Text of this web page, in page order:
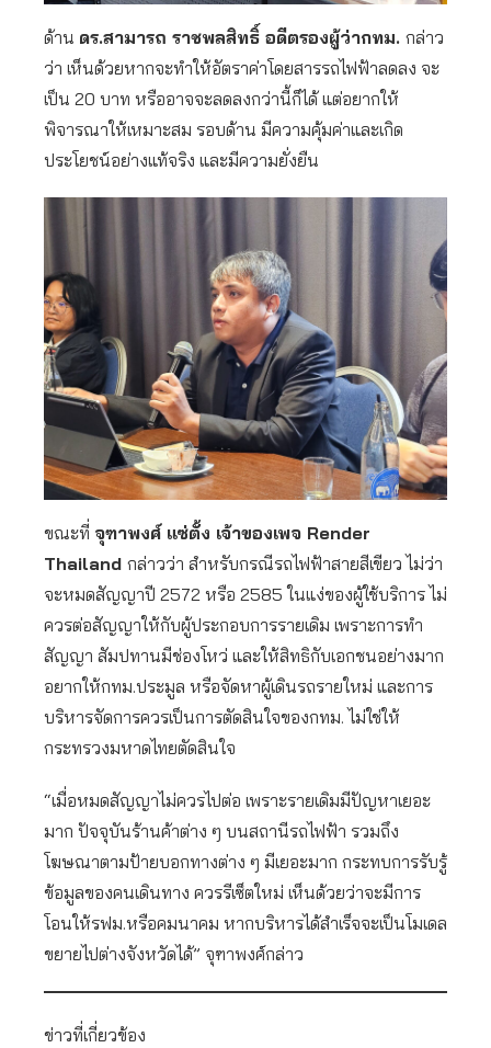
ด้าน ดร.สามารถ ราชพลสิทธิ์ อดีตรองผู้ว่ากทม. กล่าว
ว่า เห็นด้วยหากจะทำให้อัตราค่าโดยสารรถไฟฟ้าลดลง จะ
เป็น 20 บาท หรืออาจจะลดลงกว่านี้ก็ได้ แต่อยากให้
พิจารณาให้เหมาะสม รอบด้าน มีความคุ้มค่าและเกิด
ประโยชน์อย่างแท้จริง และมีความยั่งยืน
ขณะที่ จุฑาพงศ์ แซ่ตั้ง เจ้าของเพจ Render
Thailand กล่าวว่า สำหรับกรณีรถไฟฟ้าสายสีเขียว ไม่ว่า
จะหมดสัญญาปี 2572 หรือ 2585 ในแง่ของผู้ใช้บริการ ไม่
ควรต่อสัญญาให้กับผู้ประกอบการรายเดิม เพราะการทำ
สัญญา สัมปทานมีช่องโหว่ และให้สิทธิกับเอกชนอย่างมาก
อยากให้กทม.ประมูล หรือจัดหาผู้เดินรถรายใหม่ และการ
บริหารจัดการควรเป็นการตัดสินใจของกทม. ไม่ใช่ให้
กระทรวงมหาดไทยตัดสินใจ
“เมื่อหมดสัญญาไม่ควรไปต่อ เพราะรายเดิมมีปัญหาเยอะ
มาก ปัจจุบันร้านค้าต่าง ๆ บนสถานีรถไฟฟ้า รวมถึง
โฆษณาตามป้ายบอกทางต่าง ๆ มีเยอะมาก กระทบการรับรู้
ข้อมูลของคนเดินทาง ควรรีเซ็ตใหม่ เห็นด้วยว่าจะมีการ
โอนให้รฟม.หรือคมนาคม หากบริหารได้สำเร็จจะเป็นโมเดล
ขยายไปต่างจังหวัดได้” จุฑาพงศ์กล่าว
ข่าวที่เกี่ยวข้อง